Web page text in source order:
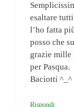
esaltare
l’ho fatta
posso che
grazie mille
per Pasqua.
Baciotti ^_^
Rispondi